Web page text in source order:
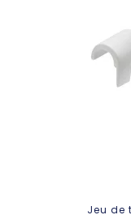
Jeu de